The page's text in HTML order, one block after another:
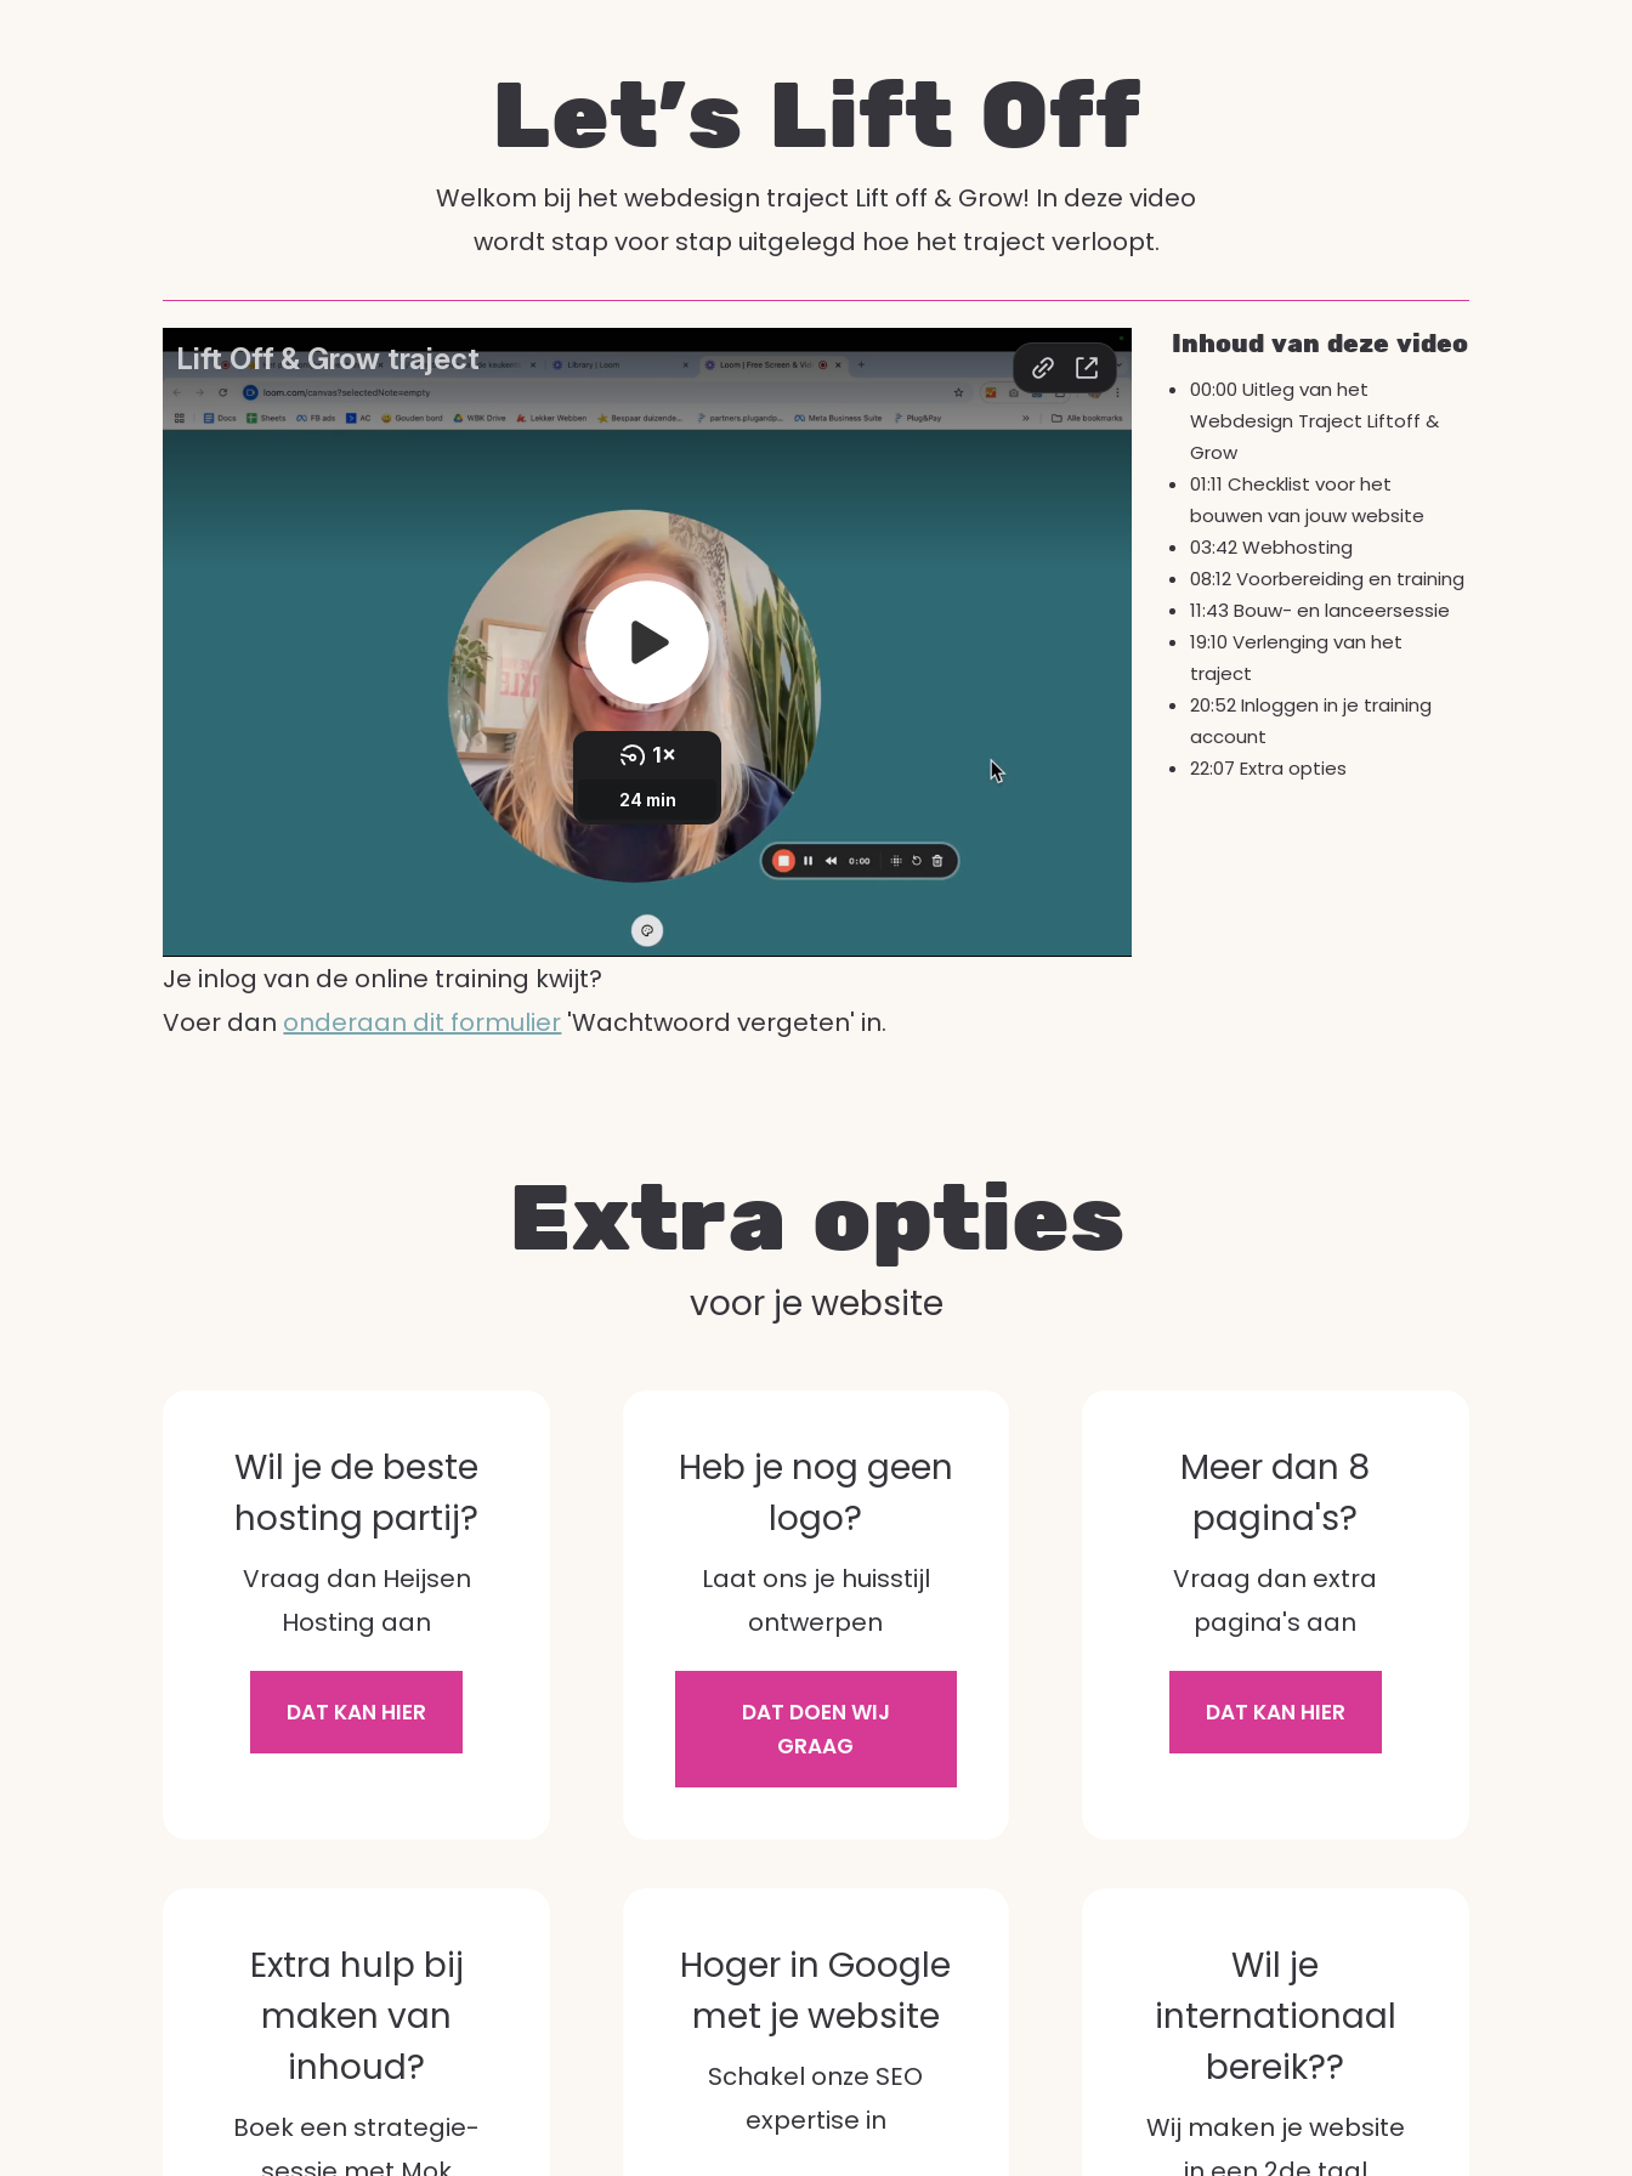
Let's Lift Off
Welkom bij het webdesign traject Lift off & Grow! In deze video
wordt stap voor stap uitgelegd hoe het traject verloopt.
Je inlog van de online training kwijt?
Voer dan onderaan dit formulier 'Wachtwoord vergeten' in.
Inhoud van deze video
00:00 Uitleg van het
Webdesign Traject Liftoff &
Grow
01:11 Checklist voor het
bouwen van jouw website
03:42 Webhosting
08:12 Voorbereiding en training
11:43 Bouw- en lanceersessie
19:10 Verlenging van het
traject
20:52 Inloggen in je training
account
22:07 Extra opties
Extra opties
voor je website
Wil je de beste
hosting partij?
Vraag dan Heijsen
Hosting aan
DAT KAN HIER
Heb je nog geen
logo?
Laat ons je huisstijl
ontwerpen
DAT DOEN WIJ
GRAAG
Meer dan 8
pagina's?
Vraag dan extra
pagina's aan
DAT KAN HIER
Extra hulp bij
maken van
inhoud?
Boek een strategie-
Hoger in Google
met je website
Schakel onze SEO
expertise in
Wil je
internationaal
bereik??
Wij maken je website